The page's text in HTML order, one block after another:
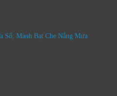
Sổ, Mành Bạt Che Nắng Mưa​